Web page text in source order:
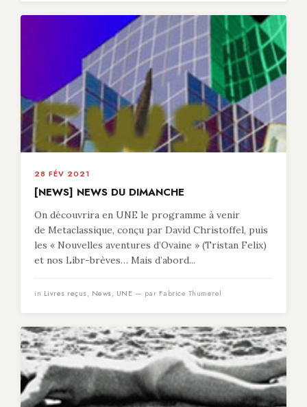
28 FÉV 2021
[NEWS] NEWS DU DIMANCHE
On découvrira en UNE le programme à venir
de Metaclassique, conçu par David Christoffel, puis
les « Nouvelles aventures d’Ovaine » (Tristan Felix)
et nos Libr-brèves… Mais d’abord...
in Livres reçus, News, UNE — par Fabrice Thumerel